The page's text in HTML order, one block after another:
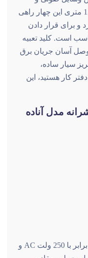
وسایل صوتی و
تصویری کاملاً مناسب است. کابل 1.8 متری این چهار راهی
و برای قرار دادن
است. کلید تعبیه
آسان جریان برق
سیار ساده،
دفتر کار هستید، این
مدل آناده
در این مدل، ولتاژ ورودی و خروجی برابر با 250 ولت AC و